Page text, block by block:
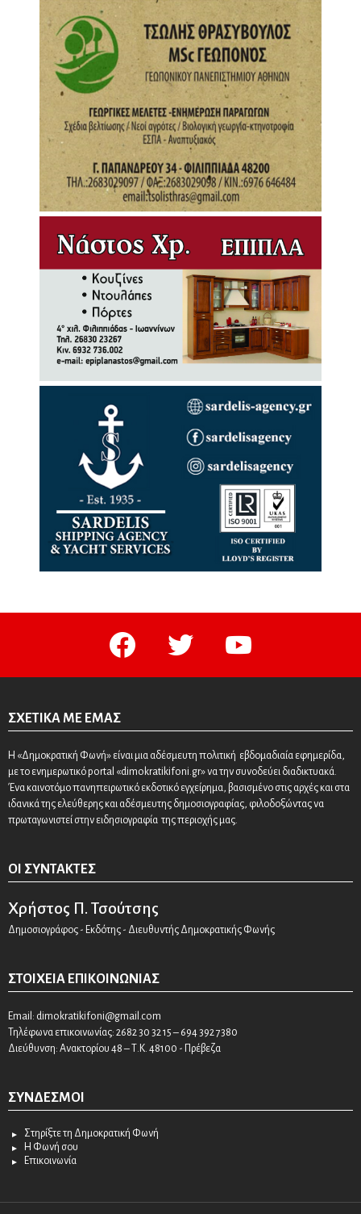
facebook twitter youtube
ΣΧΕΤΙΚΆ ΜΕ ΕΜΆΣ
Η «Δημοκρατική Φωνή» είναι μια αδέσμευτη πολιτική εβδομαδιαία εφημερίδα,
με το ενημερωτικό portal «dimokratikifoni.gr» να την συνοδεύει διαδικτυακά.
Ένα καινοτόμο πανηπειρωτικό εκδοτικό εγχείρημα, βασισμένο στις αρχές και στα
ιδανικά της ελεύθερης και αδέσμευτης δημοσιογραφίας, φιλοδοξώντας να
πρωταγωνιστεί στην ειδησιογραφία της περιοχής μας.
ΟΙ ΣΥΝΤΆΚΤΕΣ
Χρήστος Π. Τσούτσης
Δημοσιογράφος - Εκδότης - Διευθυντής Δημοκρατικής Φωνής
ΣΤΟΙΧΕΊΑ ΕΠΙΚΟΙΝΩΝΊΑΣ
Email: dimokratikifoni@gmail.com
Τηλέφωνα επικοινωνίας: 2682 30 32 15 – 694 392 7380
Διεύθυνση: Ανακτορίου 48 – Τ.Κ. 48100 - Πρέβεζα
ΣΎΝΔΕΣΜΟΙ
Στηρίξτε τη Δημοκρατική Φωνή
Η Φωνή σου
Επικοινωνία